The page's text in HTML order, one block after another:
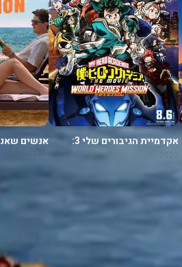
אקדמיית הגיבורים שלי 3:
משימה לגיבורי העולם
2021
אנשים
בחופשה
2026